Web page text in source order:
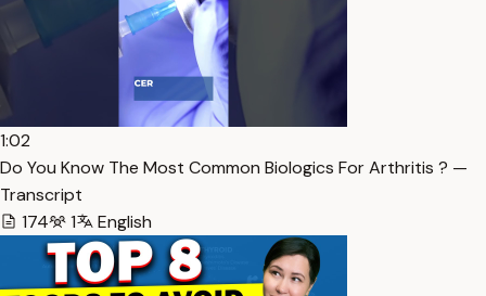
1:02
Do You Know The Most Common Biologics For Arthritis ? —
Transcript
174
1 English